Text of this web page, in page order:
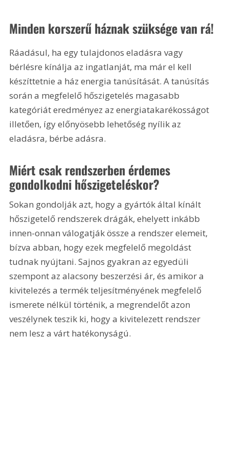
Minden korszerű háznak szüksége van rá!
Ráadásul, ha egy tulajdonos eladásra vagy
bérlésre kínálja az ingatlanját, ma már el kell
készíttetnie a ház energia tanúsítását. A tanúsítás
során a megfelelő hőszigetelés magasabb
kategóriát eredményez az energiatakarékosságot
illetően, így előnyösebb lehetőség nyílik az
eladásra, bérbe adásra.
Miért csak rendszerben érdemes
gondolkodni hőszigeteléskor?
Sokan gondolják azt, hogy a gyártók által kínált
hőszigetelő rendszerek drágák, ehelyett inkább
innen-onnan válogatják össze a rendszer elemeit,
bízva abban, hogy ezek megfelelő megoldást
tudnak nyújtani. Sajnos gyakran az egyedüli
szempont az alacsony beszerzési ár, és amikor a
kivitelezés a termék teljesítményének megfelelő
ismerete nélkül történik, a megrendelőt azon
veszélynek teszik ki, hogy a kivitelezett rendszer
nem lesz a várt hatékonyságú.